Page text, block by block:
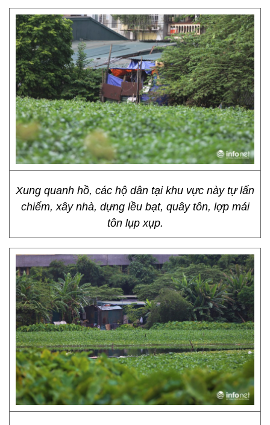
Xung quanh hồ, các hộ dân tại khu vực này tự lấn
chiếm, xây nhà, dựng lều bạt, quây tôn, lợp mái
tôn lụp xụp.